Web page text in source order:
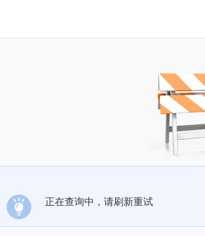
正在查询中，请刷新重试